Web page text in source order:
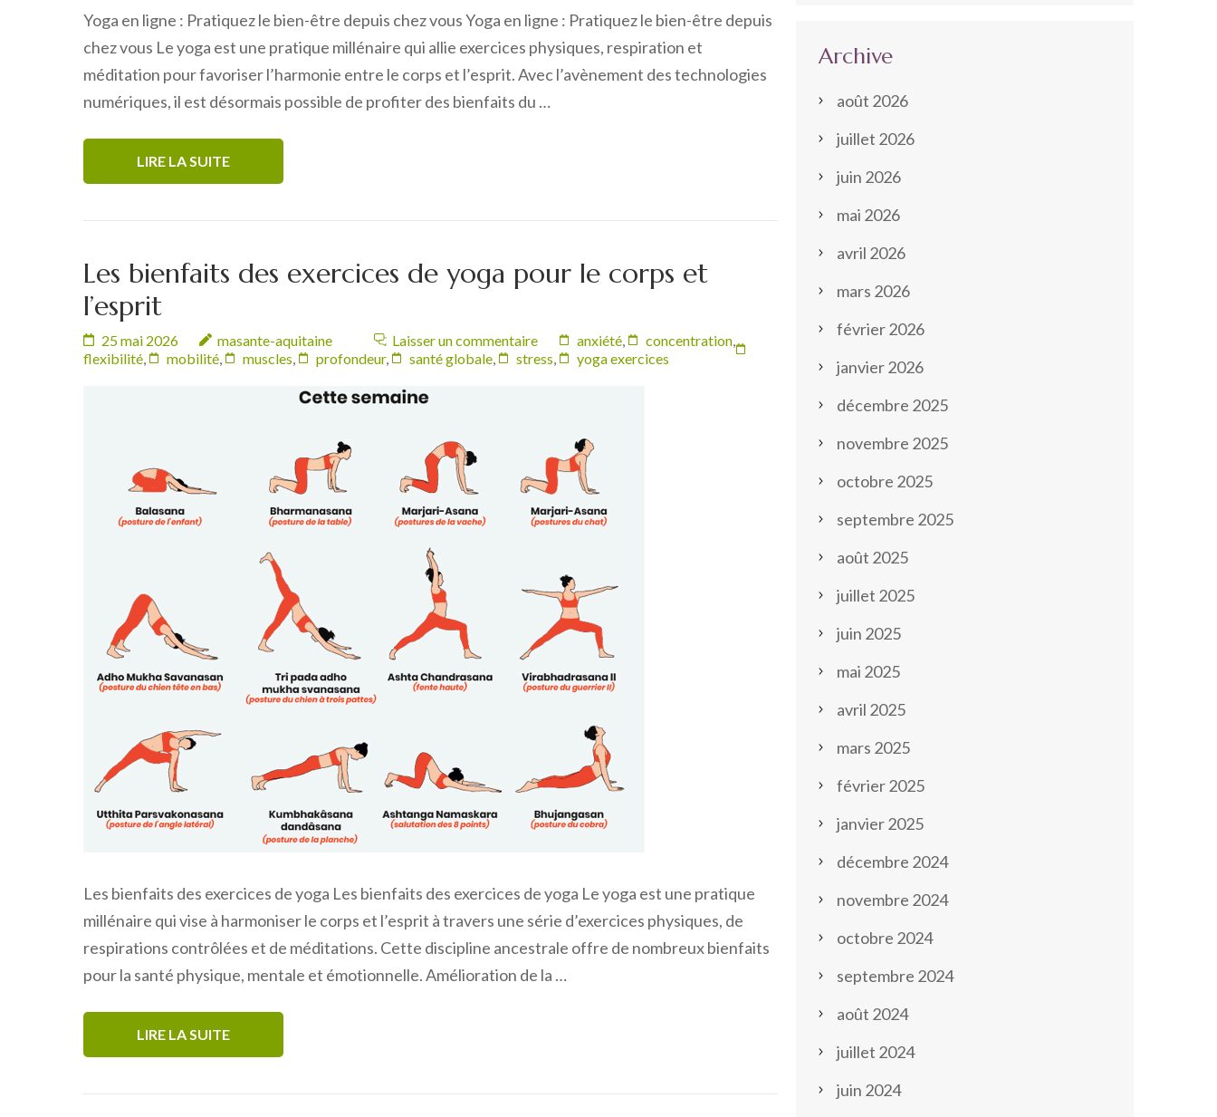
Yoga en ligne : Pratiquez le bien-être depuis chez vous Yoga en ligne : Pratiquez le bien-être depuis
chez vous Le yoga est une pratique millénaire qui allie exercices physiques, respiration et
méditation pour favoriser l’harmonie entre le corps et l’esprit. Avec l’avènement des technologies
numériques, il est désormais possible de profiter des bienfaits du …
LIRE LA SUITE
Les bienfaits des exercices de yoga pour le corps et
l’esprit
25 mai 2026 masante-aquitaine Laisser un commentaire anxiété concentration
flexibilité
mobilité muscles profondeur, santé globale stress yoga exercices
Les bienfaits des exercices de yoga Les bienfaits des exercices de yoga Le yoga est une pratique
millénaire qui vise à harmoniser le corps et l’esprit à travers une série d’exercices physiques, de
respirations contrôlées et de méditations. Cette discipline ancestrale offre de nombreux bienfaits
pour la santé physique, mentale et émotionnelle. Amélioration de la …
LIRE LA SUITE
Archive
août 2026
juillet 2026
juin 2026
mai 2026
avril 2026
mars 2026
février 2026
janvier 2026
décembre 2025
novembre 2025
octobre 2025
septembre 2025
août 2025
juillet 2025
juin 2025
mai 2025
avril 2025
mars 2025
février 2025
janvier 2025
décembre 2024
novembre 2024
octobre 2024
septembre 2024
août 2024
juillet 2024
juin 2024